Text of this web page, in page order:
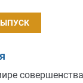
совершенства